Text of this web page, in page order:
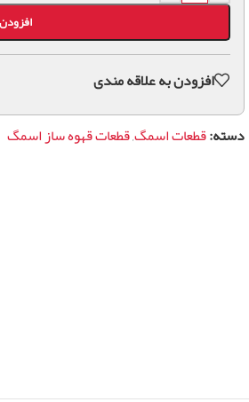
افزودن به علاقه مندی
دسته:قطعات اسمگ,قطعات قهوه ساز اسمگ